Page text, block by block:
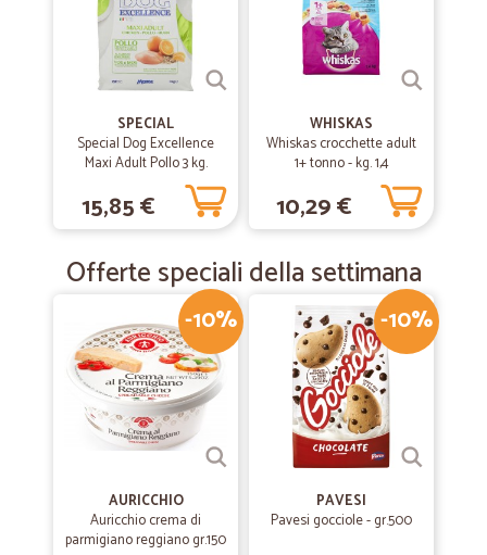
SPECIAL
Special Dog Excellence
Maxi Adult Pollo 3 kg.
15,85 €
WHISKAS
Whiskas crocchette adult
1+ tonno - kg. 1,4
10,29 €
Offerte speciali della settimana
-10%
AURICCHIO
Auricchio crema di
parmigiano reggiano gr.150
-10%
PAVESI
Pavesi gocciole - gr.500